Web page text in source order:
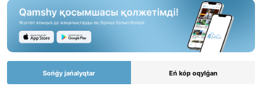
Sońǵy jańalyqtar Eń kóp oqylǵan